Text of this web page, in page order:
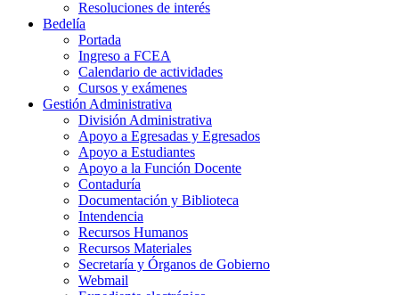
Resoluciones de interés
Bedelía
Portada
Ingreso a FCEA
Calendario de actividades
Cursos y exámenes
Gestión Administrativa
División Administrativa
Apoyo a Egresadas y Egresados
Apoyo a Estudiantes
Apoyo a la Función Docente
Contaduría
Documentación y Biblioteca
Intendencia
Recursos Humanos
Recursos Materiales
Secretaría y Órganos de Gobierno
Webmail